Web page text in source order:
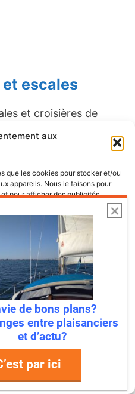
aux
que les cookies pour stocker et/ou
appareils. Nous le faisons pour
pour afficher des publicités
technologies nous autorisera à
de navigation ou les ID
ou de retirer son
sur certaines fonctonnalités et
Traitement de vos données
personnelles
escales
et croisières de
? Larguez les
Normandie
de bons plans?
entre plaisanciers
et d’actu?
par ici